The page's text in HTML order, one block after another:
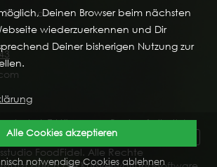
Deinen Browser beim nächsten
wiederzuerkennen und Dir
Deiner bisherigen Nutzung zur
notwendige Cookies ablehnen
Alle Cookies akzeptieren
Hönow
|Erklärung zur Barrierefreiheit|
| Vertrag widerrufen
FoodFidel. Alle Rechte